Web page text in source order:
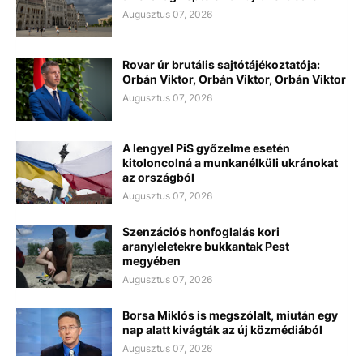
Augusztus 07, 2026
Rovar úr brutális sajtótájékoztatója:
Orbán Viktor, Orbán Viktor, Orbán Viktor
Augusztus 07, 2026
A lengyel PiS győzelme esetén
kitoloncolná a munkanélküli ukránokat
az országból
Augusztus 07, 2026
Szenzációs honfoglalás kori
aranyleletekre bukkantak Pest
megyében
Augusztus 07, 2026
Borsa Miklós is megszólalt, miután egy
nap alatt kivágták az új közmédiából
Augusztus 07, 2026